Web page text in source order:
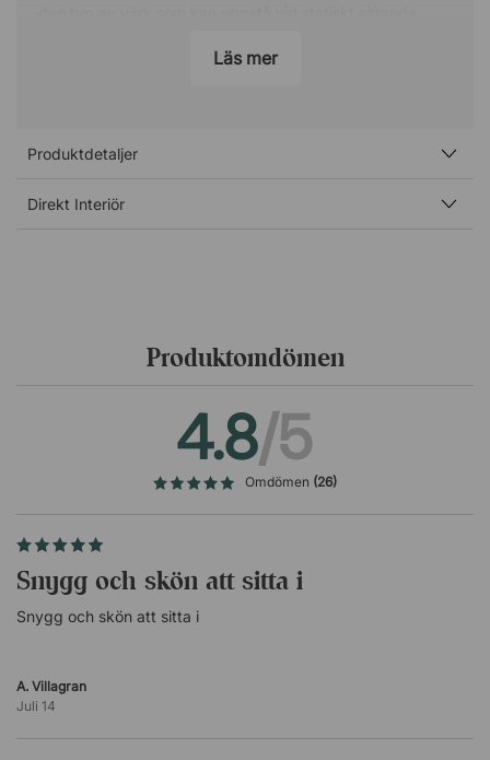
Aktivera, lås och justera enkelt
justera gungmotståndet vrider du istället på reglaget som
i konferensrummet.
Läs mer
Produktdetaljer
Direkt Interiör
Produktomdömen
4.8/5
Omdömen (26)
Snygg och skön att sitta i
Snygg och skön att sitta i
A. Villagran
Juli 14